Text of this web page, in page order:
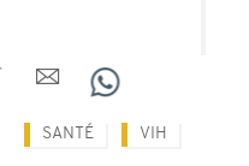
SANTÉ VIH